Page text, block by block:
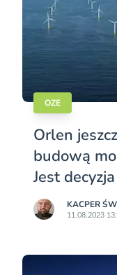
OZE
Orlen
budową
Jest decyzja
KACPER
11.08.2023